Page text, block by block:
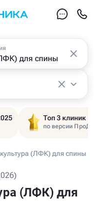
Топ 3 клиник
по версии
(ЛФК) для спины
(ЛФК) для